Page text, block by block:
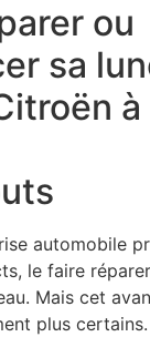
ou
sa
automobile
le faire
Mais cet
plus